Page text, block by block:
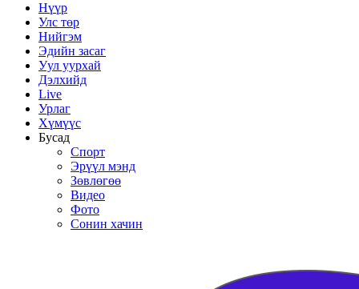
Нүүр
Улс төр
Нийгэм
Эдийн засаг
Уул уурхай
Дэлхийд
Live
Урлаг
Хүмүүс
Бусад
Спорт
Эрүүл мэнд
Зөвлөгөө
Видео
Фото
Сонин хачин